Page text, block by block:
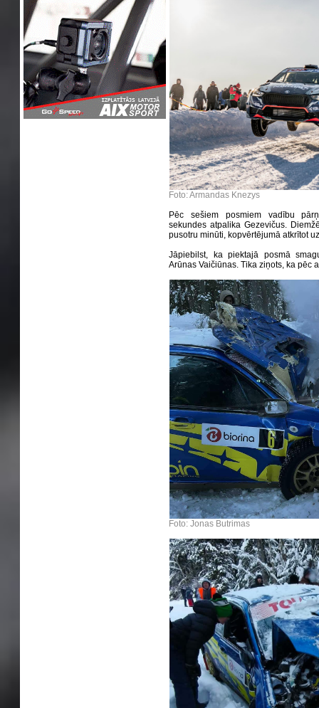
Foto: Armandas Knezys
Pēc sešiem posmiem vadību
sekundes atpalika Gezevičus.
pusotru minūti, kopvērtējumā atkrītot
Jāpiebilst, ka piektajā posmā
Arūnas Vaičiūnas. Tika ziņots, ka pēc
Foto: Jonas Butrimas